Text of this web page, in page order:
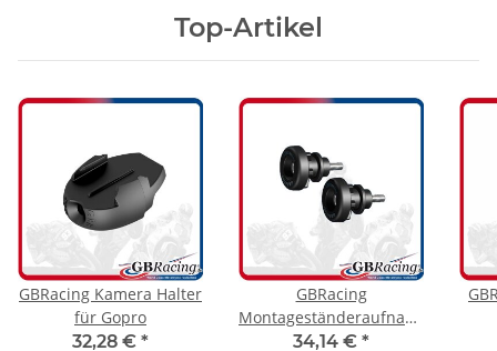
Top-Artikel
GBRacing Kamera Halter
für Gopro
32,28 € *
GBRacing
Montageständeraufnahme
mit Protektor M6
34,14 € *